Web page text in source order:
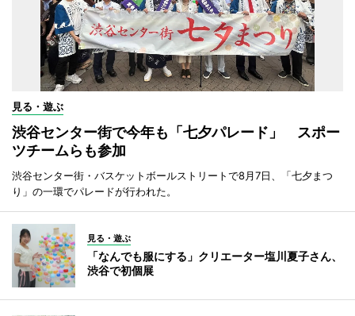
見る・遊ぶ
渋谷センター街で今年も「七夕パレード」 スポー
ツチームらも参加
渋谷センター街・バスケットボールストリートで8月7日、「七夕まつ
り」の一環でパレードが行われた。
見る・遊ぶ
「なんでも服にする」クリエーター塩川夏子さん、
渋谷で初個展